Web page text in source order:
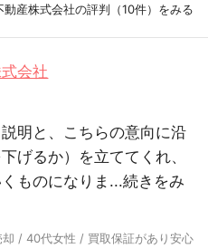
動産株式会社の評判（10件）をみる
会社
明と、こちらの意向に沿
げるか）を立ててくれ、
ものになりま...続きをみ
/ 40代女性 / 買取保証があり安心